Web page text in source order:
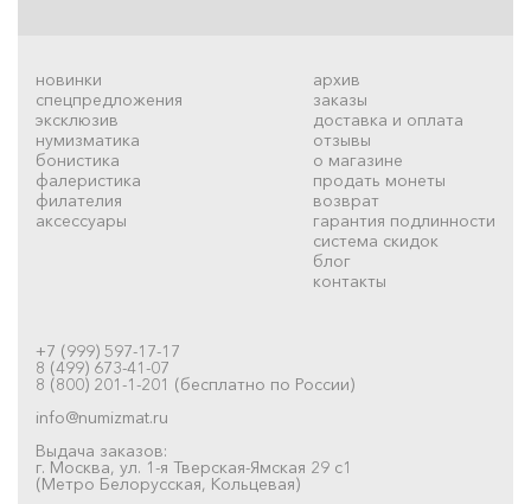
новинки
спецпредложения
эксклюзив
нумизматика
бонистика
фалеристика
филателия
аксессуары
архив
заказы
доставка и оплата
отзывы
о магазине
продать монеты
возврат
гарантия подлинности
система скидок
блог
контакты
+7 (999) 597-17-17
8 (499) 673-41-07
8 (800) 201-1-201 (бесплатно по России)
info@numizmat.ru
Выдача заказов:
г. Москва, ул. 1-я Тверская-Ямская 29 с1
(Метро Белорусская, Кольцевая)